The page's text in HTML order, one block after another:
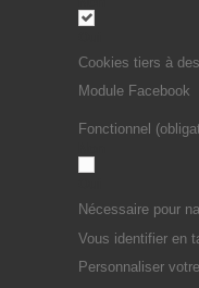
Cookies tiers à
Module Facebook
Fonctionnel
Nécessaire pour
Vous identifier en
Personnaliser